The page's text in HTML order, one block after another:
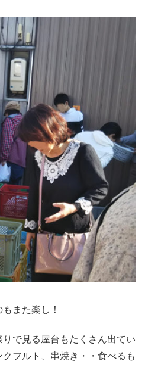
また楽し！
で見る屋台もたくさん出てい
フルト、串焼き・・食べるも